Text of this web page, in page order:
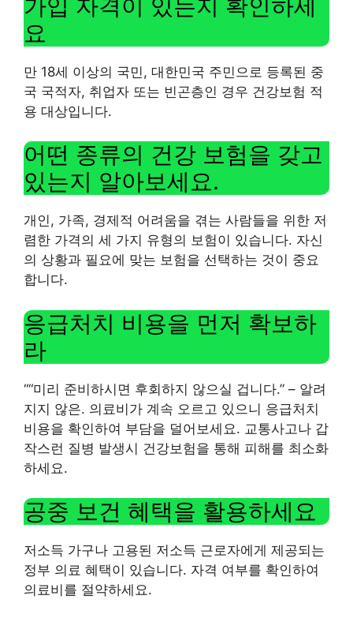
가입 자격이 있는지 확인하세
요
만 18세 이상의 국민, 대한민국 주민으로 등록된 중
국 국적자, 취업자 또는 빈곤층인 경우 건강보험 적
용 대상입니다.
어떤 종류의 건강 보험을 갖고
있는지 알아보세요.
개인, 가족, 경제적 어려움을 겪는 사람들을 위한 저
렴한 가격의 세 가지 유형의 보험이 있습니다. 자신
의 상황과 필요에 맞는 보험을 선택하는 것이 중요
합니다.
응급처치 비용을 먼저 확보하
라
““미리 준비하시면 후회하지 않으실 겁니다.” – 알려
지지 않은. 의료비가 계속 오르고 있으니 응급처치
비용을 확인하여 부담을 덜어보세요. 교통사고나 갑
작스런 질병 발생시 건강보험을 통해 피해를 최소화
하세요.
공중 보건 혜택을 활용하세요
저소득 가구나 고용된 저소득 근로자에게 제공되는
정부 의료 혜택이 있습니다. 자격 여부를 확인하여
의료비를 절약하세요.